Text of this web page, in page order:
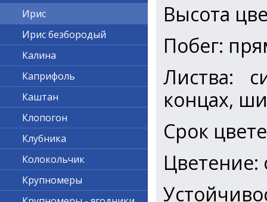
Высота
Побег:
Листва:
концах,
Срок
Цветение:
Ирис
Ирис безбородый
Калина
Каприфоль
Каштан
Клопогон
Клубника
Колокольчик
Крупномеры